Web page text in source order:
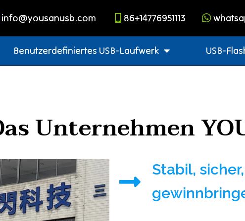
info@yousanusb.com 86+14776951113
Benutzerdefiniertes USB-Laufwerk USB-
Unternehmen
Stabil,